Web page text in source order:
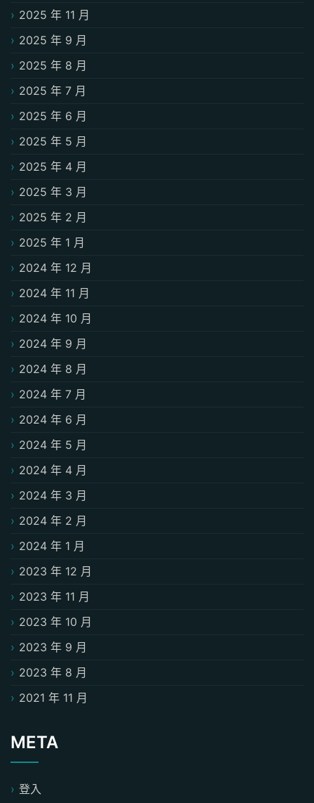
2025 年 11 月
2025 年 9 月
2025 年 8 月
2025 年 7 月
2025 年 6 月
2025 年 5 月
2025 年 4 月
2025 年 3 月
2025 年 2 月
2025 年 1 月
2024 年 12 月
2024 年 11 月
2024 年 10 月
2024 年 9 月
2024 年 8 月
2024 年 7 月
2024 年 6 月
2024 年 5 月
2024 年 4 月
2024 年 3 月
2024 年 2 月
2024 年 1 月
2023 年 12 月
2023 年 11 月
2023 年 10 月
2023 年 9 月
2023 年 8 月
2021 年 11 月
META
登入